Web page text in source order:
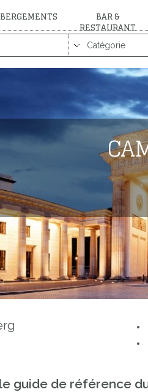
BAR &
RESTAURANT
guide de référence